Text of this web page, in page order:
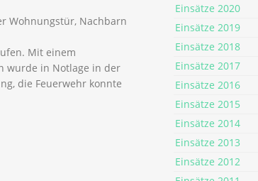
Wohnungstür, Nachbarn
Mit einem
wurde in Notlage in der
die Feuerwehr konnte
Einsätze 2020
Einsätze 2019
Einsätze 2018
Einsätze 2017
Einsätze 2016
Einsätze 2015
Einsätze 2014
Einsätze 2013
Einsätze 2012